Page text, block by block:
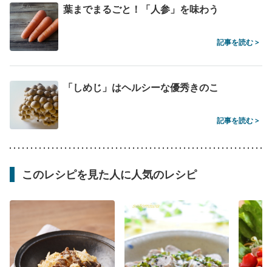
葉までまるごと！「人参」を味わう
記事を読む >
「しめじ」はヘルシーな優秀きのこ
記事を読む >
このレシピを見た人に人気のレシピ